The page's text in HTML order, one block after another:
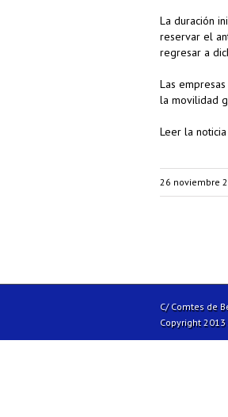
La duración
reservar el
regresar a
Las
la movilidad
Leer la
26 noviembre
C/ Comtes de
Copyright